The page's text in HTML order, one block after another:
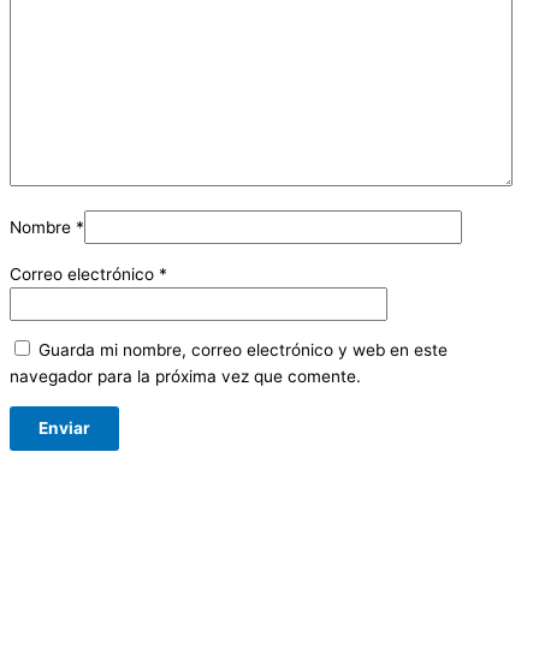
Nombre *
Correo electrónico *
Guarda mi nombre, correo electrónico y web en este
navegador para la próxima vez que comente.